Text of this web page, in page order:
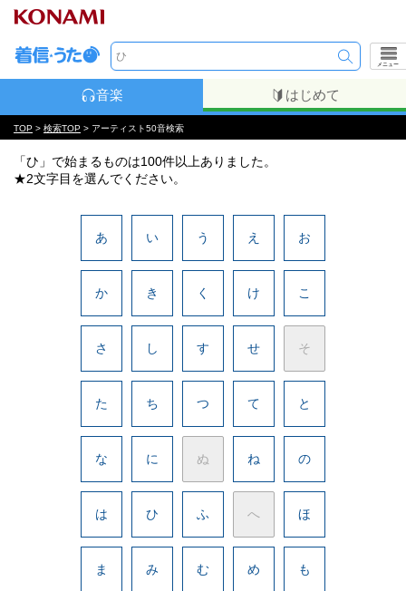
メニュー
音楽 はじめて
TOP > 検索TOP > アーティスト50音検索
「ひ」で始まるものは100件以上ありました。
★2文字目を選んでください。
あ い う え お
か き く け こ
さ し す せ そ
た ち つ て と
な に ぬ ね の
は ひ ふ へ ほ
ま み む め も